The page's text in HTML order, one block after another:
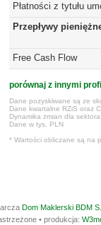
Płatności z tytułu
Przepływy
Free Cash Flow
porównaj z innymi
Dane pozyskiwane są ze
Dane kwartalne RZiS oraz
Dynamika zmian dla
Dane w tys. PLN
* Wartości obliczane są na
Dom Maklerski BDM
• produkcja: